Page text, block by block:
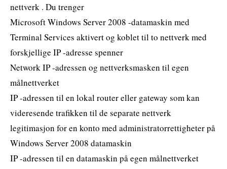
nettverk . Du trenger
Microsoft Windows Server 2008 -datamaskin med
Terminal Services aktivert og koblet til to nettverk med
forskjellige IP -adresse spenner
Network IP -adressen og nettverksmasken til egen
målnettverket
IP -adressen til en lokal router eller gateway som kan
videresende trafikken til de separate nettverk
legitimasjon for en konto med administratorrettigheter på
Windows Server 2008 datamaskin
IP -adressen til en datamaskin på egen målnettverket